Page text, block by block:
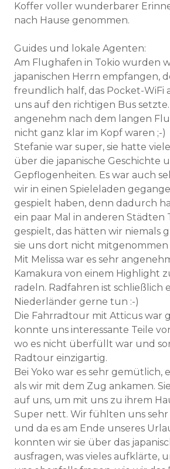
Koffer voller wunderbarer
nach Hause genommen.
Guides und lokale Agenten:
Am Flughafen in Tokio wurden
japanischen Herrn empfangen,
freundlich half, das Pocket-WiFi
uns auf den richtigen Bus setzte.
angenehm nach dem langen
nicht ganz klar im Kopf waren ;-)
Stefanie war super, sie hatte
über die japanische Geschichte
Gepflogenheiten. Es war auch
wir in einen Spieleladen
gespielt haben, denn dadurch
ein paar Mal in anderen Städten
gespielt, das hätten wir niemals
sie uns dort nicht mitgenommen
Mit Melissa war es sehr
Kamakura von einem Highlight
radeln. Radfahren ist schließlich
Niederländer gerne tun :-)
Die Fahrradtour mit Atticus war
konnte uns interessante Teile
wo es nicht überfüllt war und
Radtour einzigartig.
Bei Yoko war es sehr gemütlich,
als wir mit dem Zug ankamen.
auf uns, um mit uns zu ihrem
Super nett. Wir fühlten uns
und da es am Ende unseres
konnten wir sie über das
ausfragen, was vieles aufklärte,